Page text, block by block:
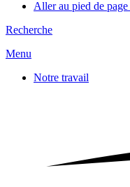
Aller au pied de page
Recherche
Menu
Notre travail